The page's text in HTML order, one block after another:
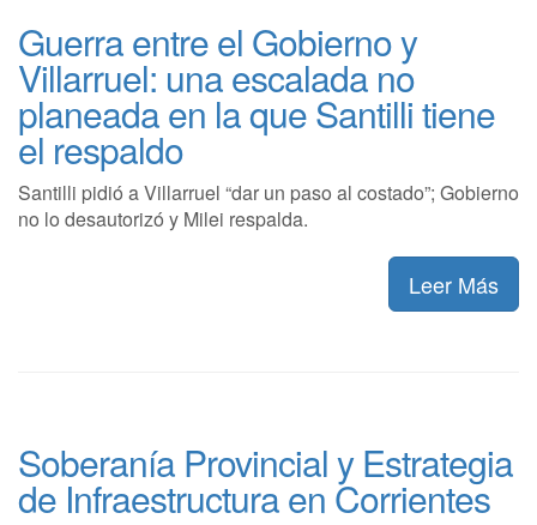
Guerra entre el Gobierno y
Villarruel: una escalada no
planeada en la que Santilli tiene
el respaldo
Santilli pidió a Villarruel “dar un paso al costado”; Gobierno
no lo desautorizó y Milei respalda.
Leer Más
Soberanía Provincial y Estrategia
de Infraestructura en Corrientes